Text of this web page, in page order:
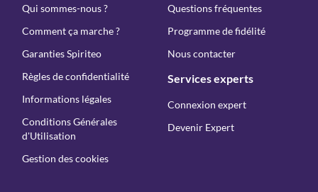
Qui sommes-nous ?
Comment ça marche ?
Garanties Spiriteo
Règles de confidentialité
Informations légales
Conditions Générales
d'Utilisation
Gestion des cookies
Questions fréquentes
Programme de fidélité
Nous contacter
Services experts
Connexion expert
Devenir Expert